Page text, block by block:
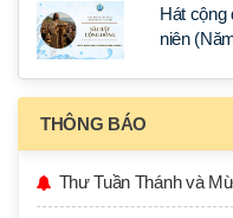
Hát cộng
niên
THÔNG BÁO
Thư Tuần Thánh và